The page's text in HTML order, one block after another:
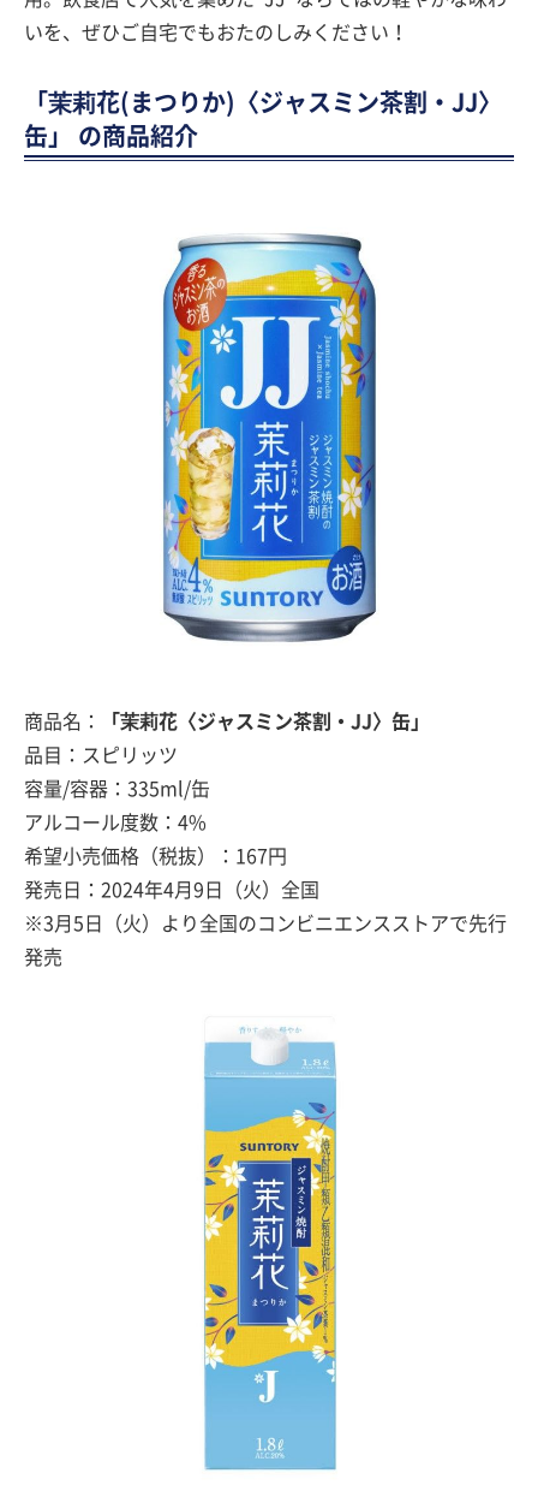
いを、ぜひご自宅でもおたのしみください！
「茉莉花(まつりか)〈ジャスミン茶割・JJ〉
缶」 の商品紹介
商品名：
「茉莉花〈ジャスミン茶割・JJ〉缶」
品目：スピリッツ
容量/容器：335ml/缶
アルコール度数：4%
希望小売価格（税抜）：167円
発売日：2024年4月9日（火）全国
※3月5日（火）より全国のコンビニエンスストアで先行
発売